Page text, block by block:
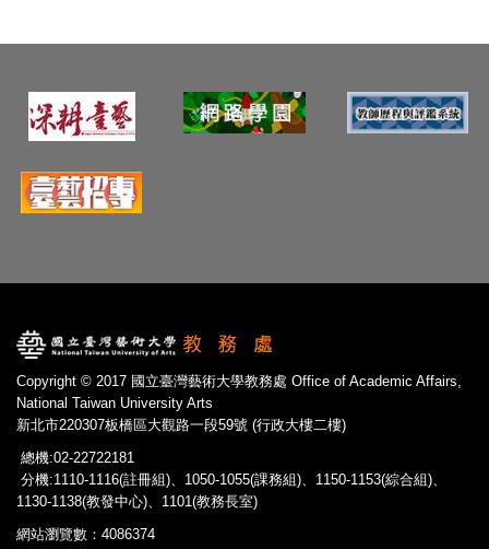
Copyright © 2017 國立臺灣藝術大學教務處 Office of Academic Affairs,
National Taiwan University Arts
新北市220307板橋區大觀路一段59號 (行政大樓二樓)
總機:02-22722181
分機:1110-1116(註冊組)、1050-1055(課務組)、1150-1153(綜合組)、
1130-1138(教發中心)、1101(教務長室)
網站瀏覽數：4086374